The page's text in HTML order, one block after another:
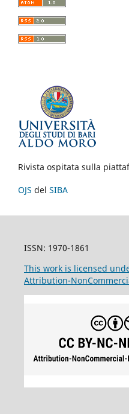
Rivista ospitata sulla
OJS del SIBA
ISSN: 1970-1861
This work is licensed
Attribution-